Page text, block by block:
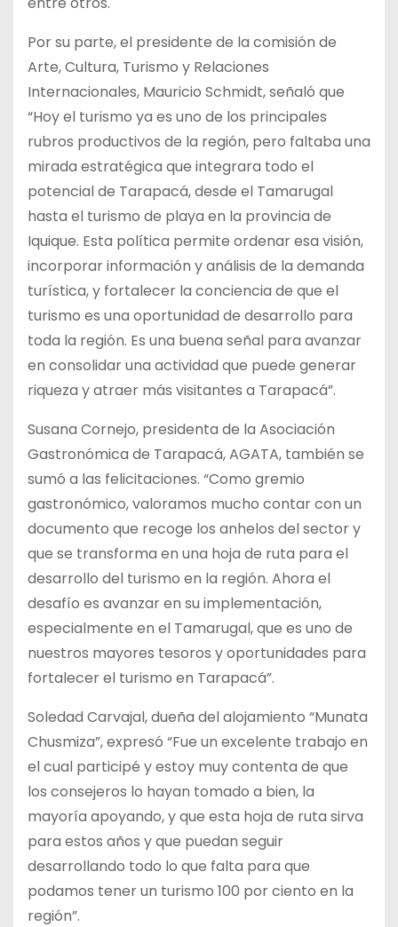
Por su parte, el presidente de la comisión de
Arte, Cultura, Turismo y Relaciones
Internacionales, Mauricio Schmidt, señaló que
“Hoy el turismo ya es uno de los principales
rubros productivos de la región, pero faltaba una
mirada estratégica que integrara todo el
potencial de Tarapacá, desde el Tamarugal
hasta el turismo de playa en la provincia de
Iquique. Esta política permite ordenar esa visión,
incorporar información y análisis de la demanda
turística, y fortalecer la conciencia de que el
turismo es una oportunidad de desarrollo para
toda la región. Es una buena señal para avanzar
en consolidar una actividad que puede generar
riqueza y atraer más visitantes a Tarapacá”.
Susana Cornejo, presidenta de la Asociación
Gastronómica de Tarapacá, AGATA, también se
sumó a las felicitaciones. “Como gremio
gastronómico, valoramos mucho contar con un
documento que recoge los anhelos del sector y
que se transforma en una hoja de ruta para el
desarrollo del turismo en la región. Ahora el
desafío es avanzar en su implementación,
especialmente en el Tamarugal, que es uno de
nuestros mayores tesoros y oportunidades para
fortalecer el turismo en Tarapacá”.
Soledad Carvajal, dueña del alojamiento “Munata
Chusmiza”, expresó “Fue un excelente trabajo en
el cual participé y estoy muy contenta de que
los consejeros lo hayan tomado a bien, la
mayoría apoyando, y que esta hoja de ruta sirva
para estos años y que puedan seguir
desarrollando todo lo que falta para que
podamos tener un turismo 100 por ciento en la
región”.